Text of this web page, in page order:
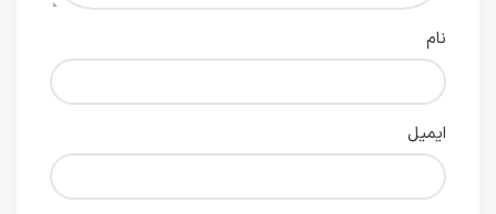
نام
ایمیل